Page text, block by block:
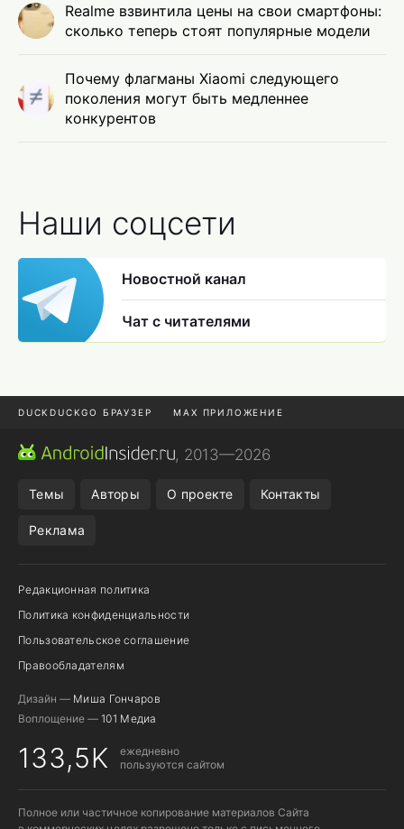
Realme взвинтила цены на свои смартфоны:
сколько теперь стоят популярные модели
Почему флагманы Xiaomi следующего
поколения могут быть медленнее
конкурентов
Наши соцсети
Новостной канал
Чат с читателями
DUCKDUCKGO БРАУЗЕР MAX ПРИЛОЖЕНИЕ
ПРИЛОЖЕНИЯ ANDROID
, 2013—2026
Темы Авторы О проекте Контакты
Реклама
Редакционная политика
Политика конфиденциальности
Пользовательское соглашение
Правообладателям
Дизайн — Миша Гончаров
Воплощение — 101 Медиа
133,5K
ежедневно
пользуются сайтом
Полное или частичное копирование материалов Сайта